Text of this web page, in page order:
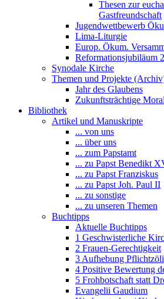
Thesen zur
Gastfreundschaft
Jugendwettbewerb
Lima-Liturgie
Europ. Ökum.
Reformationsjubiläum
Synodale Kirche
Themen und Projekte
Jahr des Glaubens
Zukunftsträchtige Moral
Bibliothek
Artikel und Manuskripte
... von uns
... über uns
... zum Papstamt
... zu Papst Benedikt
... zu Papst Franziskus
... zu Papst Joh. Paul II
... zu sonstige
... zu unseren Themen
Buchtipps
Aktuelle Buchtipps
1 Geschwisterliche
2 Frauen-Gerechtigkeit
3 Aufhebung
4 Positive Bewertung
5 Frohbotschaft statt
Evangelii Gaudium